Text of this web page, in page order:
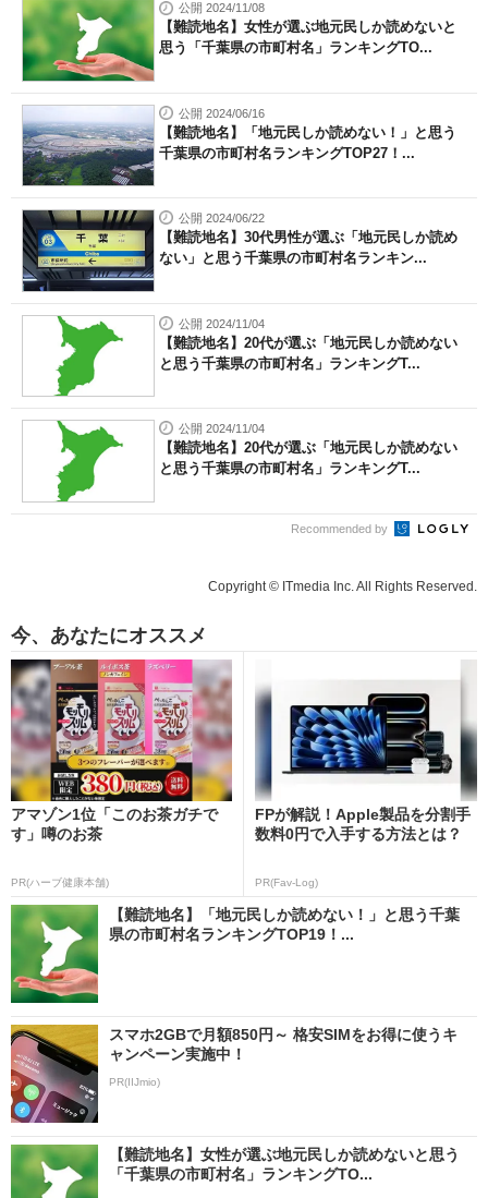
公開 2024/11/08
【難読地名】女性が選ぶ地元民しか読めないと
思う「千葉県の市町村名」ランキングTO...
公開 2024/06/16
【難読地名】「地元民しか読めない！」と思う
千葉県の市町村名ランキングTOP27！...
公開 2024/06/22
【難読地名】30代男性が選ぶ「地元民しか読め
ない」と思う千葉県の市町村名ランキン...
公開 2024/11/04
【難読地名】20代が選ぶ「地元民しか読めない
と思う千葉県の市町村名」ランキングT...
公開 2024/11/04
【難読地名】20代が選ぶ「地元民しか読めない
と思う千葉県の市町村名」ランキングT...
Recommended by
Copyright © ITmedia Inc. All Rights Reserved.
今、あなたにオススメ
アマゾン1位「このお茶ガチで
す」噂のお茶
PR(ハーブ健康本舗)
FPが解説！Apple製品を分割手
数料0円で入手する方法とは？
PR(Fav-Log)
【難読地名】「地元民しか読めない！」と思う千葉
県の市町村名ランキングTOP19！...
スマホ2GBで月額850円～ 格安SIMをお得に使うキ
ャンペーン実施中！
PR(IIJmio)
【難読地名】女性が選ぶ地元民しか読めないと思う
「千葉県の市町村名」ランキングTO...